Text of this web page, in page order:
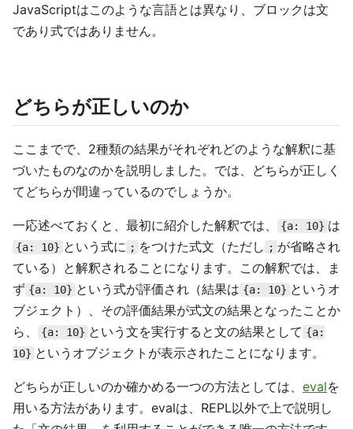
JavaScriptはこのような言語とは異なり、ブロックは文
であり式ではありません。
どちらが正しいのか
ここまでで、2種類の結果がそれぞれどのような解釈に基
づいたものなのかを説明しました。では、どちらが正しく
てどちらが間違っているのでしょうか。
一応述べておくと、最初に紹介した解釈では、 {a: 10} は
{a: 10} という式に ; をつけた式文（ただし ; が省略され
ている）と解釈されることになります。この解釈では、ま
ず {a: 10} という式が評価され（結果は {a: 10} というオ
ブジェクト）、その評価結果が式文の結果となったことか
ら、
{a: 10} という文を実行すると文の結果として {a:
10} というオブジェクトが表示されたことになります。
どちらが正しいのか確かめる一つの方法としては、 evalを
用いる方法があります。evalは、REPL以外で上で説明し